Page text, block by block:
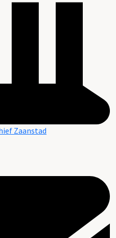
Zaanstad